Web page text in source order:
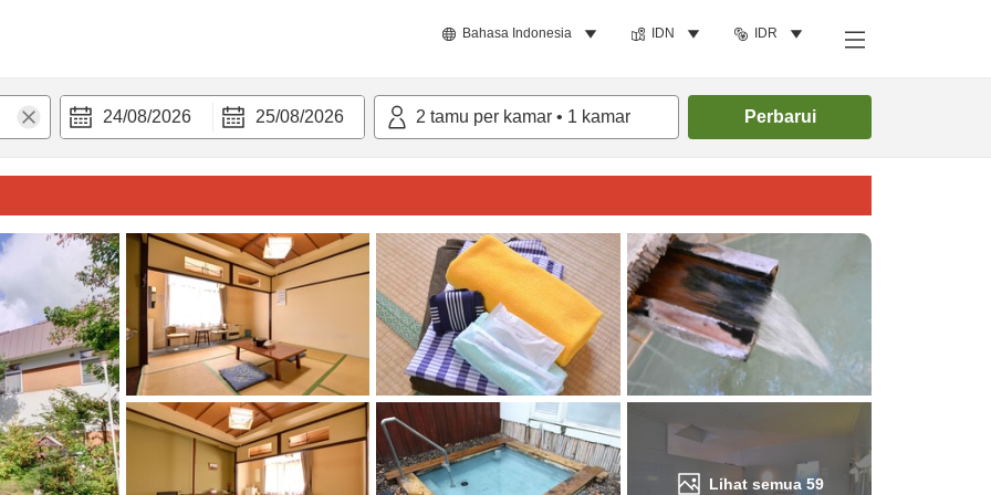
Bahasa Indonesia IDN IDR
24/08/2026 25/08/2026 2 tamu per kamar • 1 kamar Perbarui
Lihat semua 59
Cari kamar